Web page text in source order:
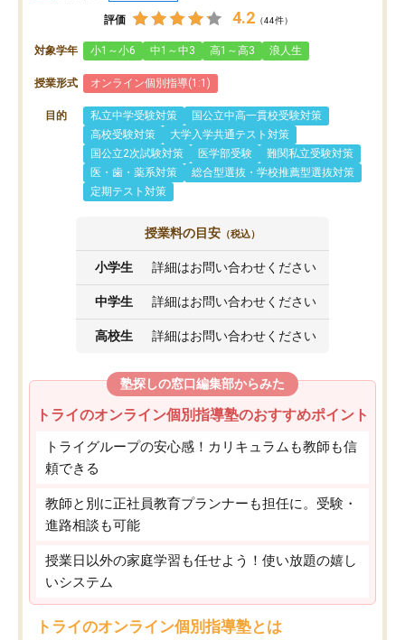
評価 4.2 （44件）
対象学年 小1～小6 中1～中3 高1～高3 浪人生
授業形式 オンライン個別指導(1:1)
目的 私立中学受験対策
国公立中高一貫校受験対策
高校受験対策
大学入学共通テスト対策
国公立2次試験対策
医学部受験
難関私立受験対策
医・歯・薬系対策
総合型選抜・学校推薦型選抜対策
定期テスト対策
授業料の目安 （税込）
小学生 詳細はお問い合わせください
中学生 詳細はお問い合わせください
高校生 詳細はお問い合わせください
塾探しの窓口編集部からみた
トライのオンライン個別指導塾のおすすめポイント
トライグループの安心感！カリキュラムも教師も信
頼できる
教師と別に正社員教育プランナーも担任に。受験・
進路相談も可能
授業日以外の家庭学習も任せよう！使い放題の嬉し
いシステム
トライのオンライン個別指導塾とは